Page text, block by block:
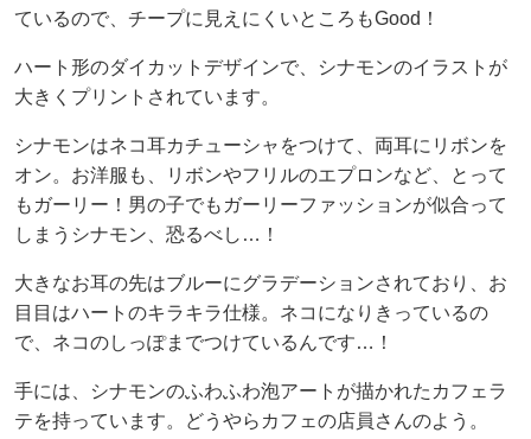
ているので、チープに見えにくいところもGood！
ハート形のダイカットデザインで、シナモンのイラストが
大きくプリントされています。
シナモンはネコ耳カチューシャをつけて、両耳にリボンを
オン。お洋服も、リボンやフリルのエプロンなど、とって
もガーリー！男の子でもガーリーファッションが似合って
しまうシナモン、恐るべし…！
大きなお耳の先はブルーにグラデーションされており、お
目目はハートのキラキラ仕様。ネコになりきっているの
で、ネコのしっぽまでつけているんです…！
手には、シナモンのふわふわ泡アートが描かれたカフェラ
テを持っています。どうやらカフェの店員さんのよう。